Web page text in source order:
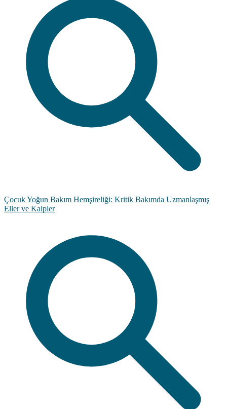
Çocuk Yoğun Bakım Hemşireliği: Kritik Bakımda Uzmanlaşmış
Eller ve Kalpler